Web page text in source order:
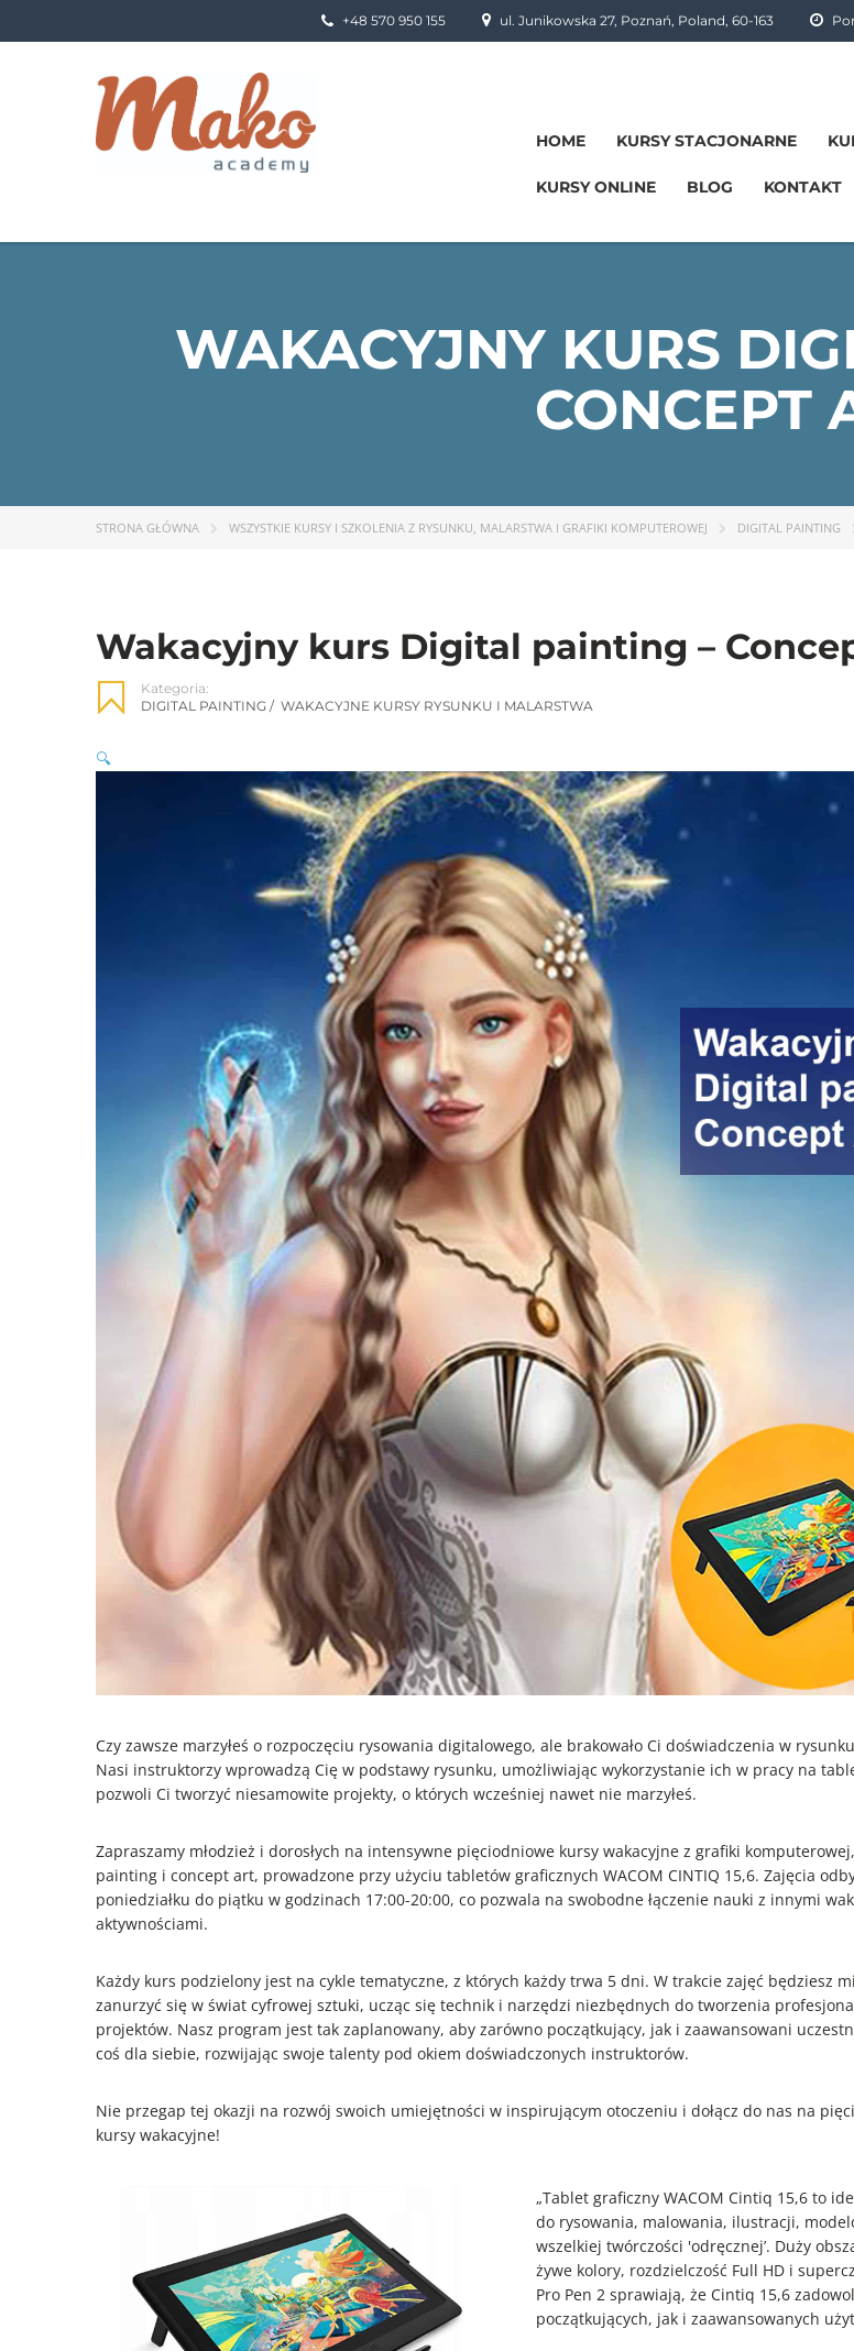
ul. Junikowska 27, Poznań, Poland, 60-163
+48 570 950 155
HOME KURSY STACJONARNE
KURSY ONLINE BLOG KONTAKT
WAKACYJNY KURS
CONCEPT
STRONA GŁÓWNA WSZYSTKIE KURSY I SZKOLENIA Z RYSUNKU, MALARSTWA I GRAFIKI KOMPUTEROWEJ DIGITAL PAINTING
Wakacyjny kurs Digital painting –
Kategoria:
DIGITAL PAINTING / WAKACYJNE KURSY RYSUNKU I MALARSTWA
🔍
Czy zawsze marzyłeś o rozpoczęciu rysowania digitalowego, ale brakowało Ci doświadczenia w
Nasi instruktorzy wprowadzą Cię w podstawy rysunku, umożliwiając wykorzystanie ich w pracy na
pozwoli Ci tworzyć niesamowite projekty, o których wcześniej nawet nie marzyłeś.
Zapraszamy młodzież i dorosłych na intensywne pięciodniowe kursy wakacyjne z grafiki
painting i concept art, prowadzone przy użyciu tabletów graficznych WACOM CINTIQ 15,6. Zajęcia
poniedziałku do piątku w godzinach 17:00-20:00, co pozwala na swobodne łączenie nauki z innymi
aktywnościami.
Każdy kurs podzielony jest na cykle tematyczne, z których każdy trwa 5 dni. W trakcie zajęć będziesz
zanurzyć się w świat cyfrowej sztuki, ucząc się technik i narzędzi niezbędnych do tworzenia
projektów. Nasz program jest tak zaplanowany, aby zarówno początkujący, jak i zaawansowani
coś dla siebie, rozwijając swoje talenty pod okiem doświadczonych instruktorów.
Nie przegap tej okazji na rozwój swoich umiejętności w inspirującym otoczeniu i dołącz do nas na
kursy wakacyjne!
„Tablet graficzny WACOM Cintiq 15,6 to
do rysowania, malowania, ilustracji,
wszelkiej twórczości 'odręcznej’. Duży
żywe kolory, rozdzielczość Full HD i
Pro Pen 2 sprawiają, że Cintiq 15,6
początkujących, jak i zaawansowanych